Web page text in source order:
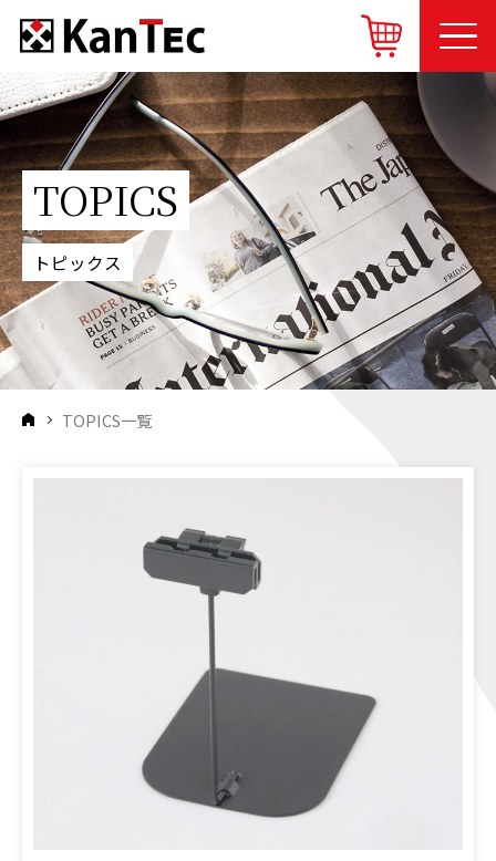
COMPANY
カンテックについて
PRODUCT
商品紹介
SERVICE
サービス
TOPICS
トピックス
CONTACT
TOPICS
トピックス
TOPICS一覧